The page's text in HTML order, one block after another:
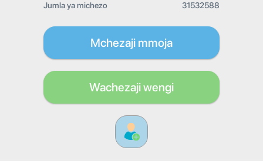
Jumla ya michezo 31532588
Mchezaji mmoja
Wachezaji wengi